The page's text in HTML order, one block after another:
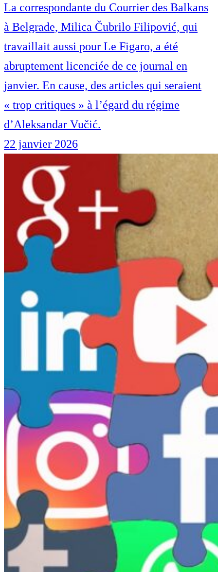
La correspondante du Courrier des Balkans
à Belgrade, Milica Čubrilo Filipović, qui
travaillait aussi pour Le Figaro, a été
abruptement licenciée de ce journal en
janvier. En cause, des articles qui seraient
« trop critiques » à l’égard du régime
d’Aleksandar Vučić.
22 janvier 2026